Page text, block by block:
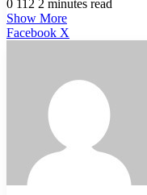
0 112 2 minutes read
Show More
Facebook X